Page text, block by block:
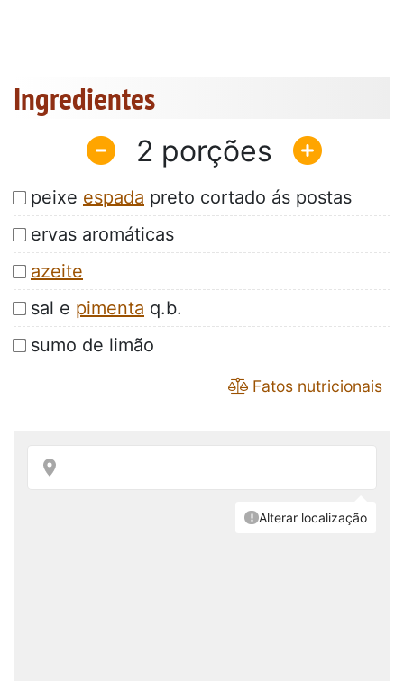
Ingredientes
2
peixe espada preto cortado ás postas
ervas aromáticas
azeite
sal e pimenta q.b.
sumo de limão
Fatos nutricionais